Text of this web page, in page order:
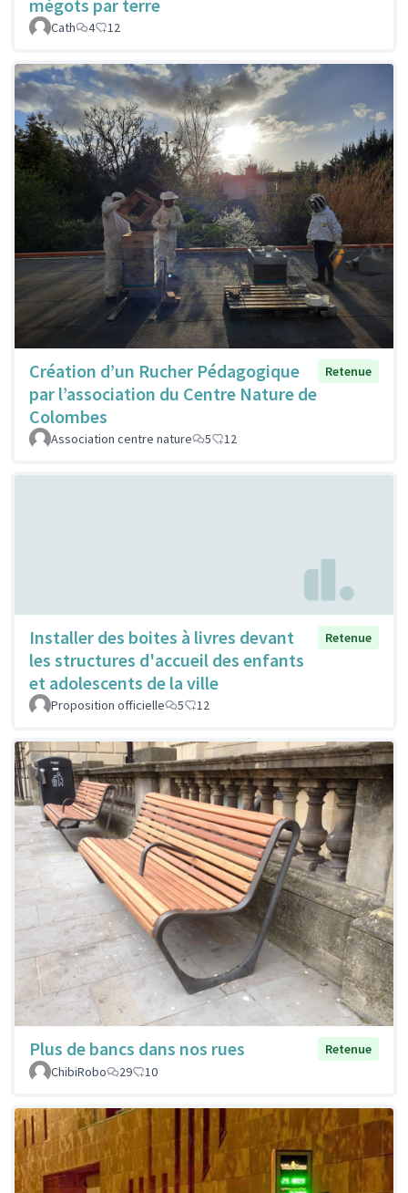
mégots par terre
Cath 4 12
Création d’un Rucher Pédagogique
par l’association du Centre Nature de
Colombes
Retenue
Association centre nature 5 12
Installer des boites à livres devant
les structures d'accueil des enfants
et adolescents de la ville
Retenue
Proposition officielle 5 12
Plus de bancs dans nos rues
Retenue
ChibiRobo
29 10